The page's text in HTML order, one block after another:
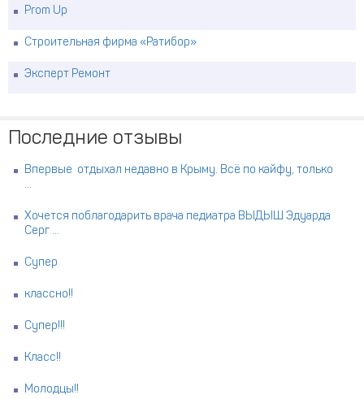
Prom Up
Строительная фирма «Ратибор»
Эксперт Ремонт
Последние отзывы
Впервые отдыхал недавно в Крыму. Всё по кайфу, только
...
Хочется поблагодарить врача педиатра ВЫДЫШ Эдуарда
Серг ...
Супер
классно!!
Супер!!!
Класс!!
Молодцы!!